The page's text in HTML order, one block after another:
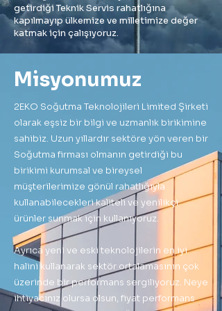
getirdiği Teknik Servis rahatlığına
kapılmayıp ülkemize ve milletimize değer
katmak için çalışıyoruz.
Misyonumuz
2EKO Soğutma Teknolojileri Limited Şirketi
olarak eşsiz bir bilgi ve uzmanlık birikimine
sahibiz. Uzun yıllardır sektöre yön veren bir
Soğutma firması olmanın getirdiği bu
birikimi kurumsal ve bireysel
müşterilerimize gönül rahatlığıyla
kullanabilecekleri kaliteli ve yenilikçi
ürünler sunmak için kullanıyoruz.
Ayrıca yeni ve eski teknolojilerin en iyi
halini kullanarak sektör ortalamasının çok
üzerinde bir performans sergiliyoruz. Neye
ihtiyacınız olursa olsun, fiyat performans